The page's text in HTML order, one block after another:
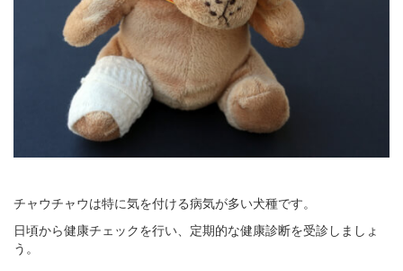
チャウチャウは特に気を付ける病気が多い犬種です。
日頃から健康チェックを行い、定期的な健康診断を受診しましょ
う。